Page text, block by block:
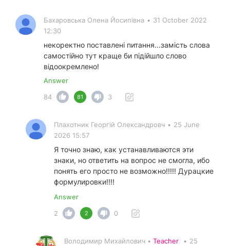
Бахаровська Олена Йосипівна • 31 October 2022
12:30
некоректно поставлені питання...замість слова
самостійно тут краще би підійшло слово
відоокремлено!
Answer
84
81 3
Плахотник Георгій Олександровч • 25 June
2026 15:57
Я точно знаю, как устанавливаются эти
знаки, но ответить на вопрос не смогла, ибо
понять его просто не возможно!!!!! Дурацкие
формулировки!!!!
Answer
2
2 0
Володимир Михайлович • Teacher • 25